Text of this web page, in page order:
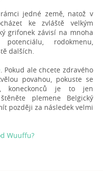
jedné země, natož v
ke zvláště velkým
grifonek závisí na mnoha
rodokmenu,
dalších.
. Pokud ale chcete zdravého
povahou, pokuste se
koneckonců je to jen
plemene Belgický
později za následek velmi
Wuuffu?